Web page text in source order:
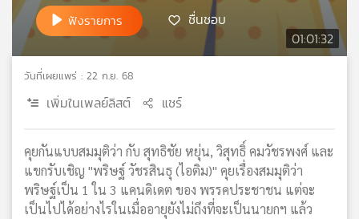
บี
เอส
วิทยุ
01:01:32
ฟังรายการ ชื่นชอบ
วันที่เผยแพร่ : 22 ก.ย. 68
เพิ่มในเพลย์ลิสต์ แชร์
คุยกันแบบสมมุติว่า กับ สุทธิชัย หยุ่น, วิสุทธิ์ คมวัชรพงศ์ และ
แขกรับเชิญ "พริษฐ์ วัชรสินธุ (ไอติม)" คุยเรื่องสมมุติว่า
พริษฐ์เป็น 1 ใน 3 แคนดิเดต ของ พรรคประชาชน แต่จะ
เป็นไปได้อย่างไรในเมื่ออายุยังไม่ถึงที่จะเป็นนายกฯ แล้ว